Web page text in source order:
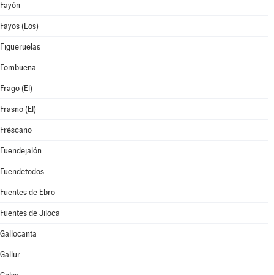
Fayón
Fayos (Los)
Figueruelas
Fombuena
Frago (El)
Frasno (El)
Fréscano
Fuendejalón
Fuendetodos
Fuentes de Ebro
Fuentes de Jiloca
Gallocanta
Gallur